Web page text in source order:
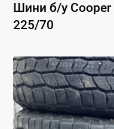
Шини б/у Cooper
225/70